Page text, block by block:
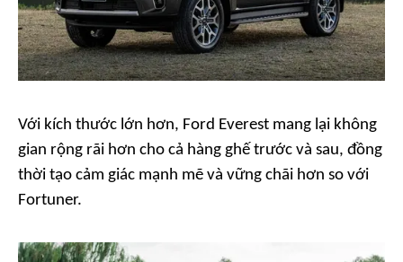
Với kích thước lớn hơn, Ford Everest mang lại không
gian rộng rãi hơn cho cả hàng ghế trước và sau, đồng
thời tạo cảm giác mạnh mẽ và vững chãi hơn so với
Fortuner.